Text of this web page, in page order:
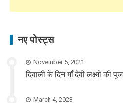
नए पोस्ट्स
November 5, 2021
दिवाली के दिन माँ देवी लक्ष्मी की
March 4, 2023